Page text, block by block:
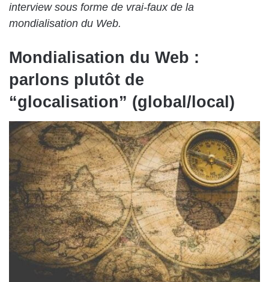
interview sous forme de vrai-faux de la
mondialisation du Web.
Mondialisation du Web :
parlons plutôt de
“glocalisation” (global/local)